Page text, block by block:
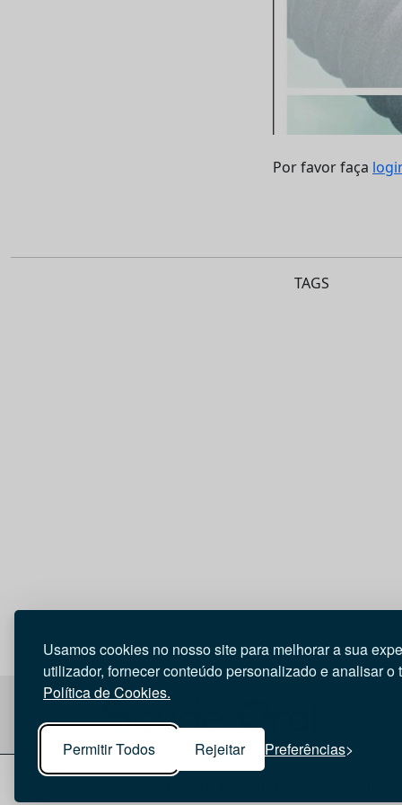
Usamos cookies no nosso site para melhorar a sua
utilizador, fornecer conteúdo personalizado e analisar o
Política de Cookies.
Permitir Todos Rejeitar Preferências
Por favor faça
TAGS